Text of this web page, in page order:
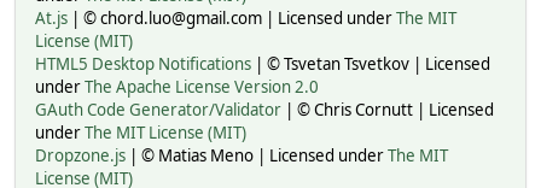
At.js | © chord.luo@gmail.com | Licensed underThe MIT
License (MIT)
HTML5 Desktop Notifications | © Tsvetan Tsvetkov | Licensed
underThe Apache License Version 2.0
GAuth Code Generator/Validator | © Chris Cornutt | Licensed
underThe MIT License (MIT)
Dropzone.js | © Matias Meno | Licensed underThe MIT
License (MIT)